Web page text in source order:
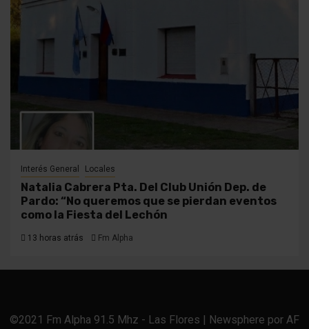
Interés General Locales
Natalia Cabrera Pta. Del Club Unión Dep. de
Pardo: “No queremos que se pierdan eventos
como la Fiesta del Lechón
13 horas atrás Fm Alpha
©2021 Fm Alpha 91.5 Mhz - Las Flores | Newsphere por AF